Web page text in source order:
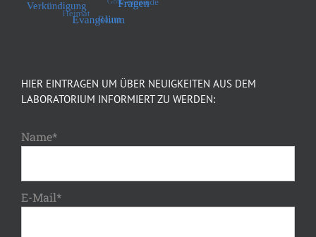
HIER EINTRAGEN UM ÜBER NEUIGKEITEN AUS DEM
LABORATORIUM INFORMIERT ZU WERDEN:
Name*
E-Mail*